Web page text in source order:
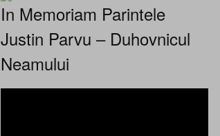
In Memoriam Parintele
Justin Parvu – Duhovnicul
Neamului